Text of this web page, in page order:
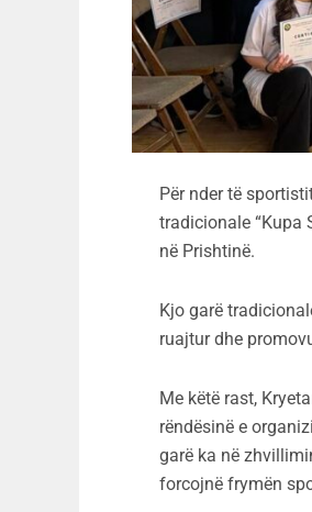
Për nder të
tradicionale “Kupa
në Prishtinë.
Kjo garë
ruajtur dhe
Me këtë rast,
rëndësinë e
garë ka në
forcojnë frymën